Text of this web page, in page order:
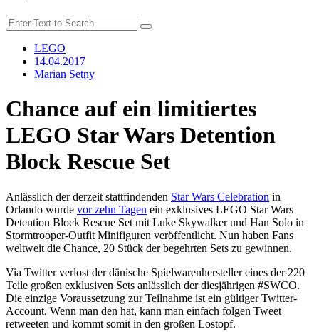
LEGO
14.04.2017
Marian Setny
Chance auf ein limitiertes
LEGO Star Wars Detention
Block Rescue Set
Anlässlich der derzeit stattfindenden Star Wars Celebration in
Orlando wurde vor zehn Tagen ein exklusives LEGO Star Wars
Detention Block Rescue Set mit Luke Skywalker und Han Solo in
Stormtrooper-Outfit Minifiguren veröffentlicht. Nun haben Fans
weltweit die Chance, 20 Stück der begehrten Sets zu gewinnen.
Via Twitter verlost der dänische Spielwarenhersteller eines der 220
Teile großen exklusiven Sets anlässlich der diesjährigen #SWCO.
Die einzige Voraussetzung zur Teilnahme ist ein gültiger Twitter-
Account. Wenn man den hat, kann man einfach folgen Tweet
retweeten und kommt somit in den großen Lostopf.